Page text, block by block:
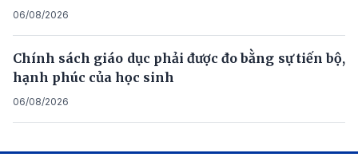
06/08/2026
Chính sách giáo dục phải được đo bằng sự tiến bộ,
hạnh phúc của học sinh
06/08/2026